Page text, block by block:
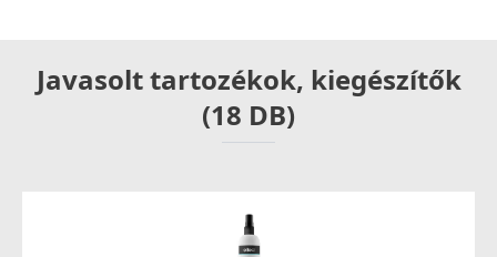
Javasolt tartozékok, kiegészítők
(18 DB)